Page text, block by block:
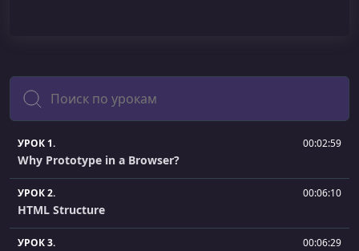
Поиск
УРОК 1. 00:02:59
Why Prototype in a Browser?
УРОК 2. 00:06:10
HTML Structure
УРОК 3. 00:06:29